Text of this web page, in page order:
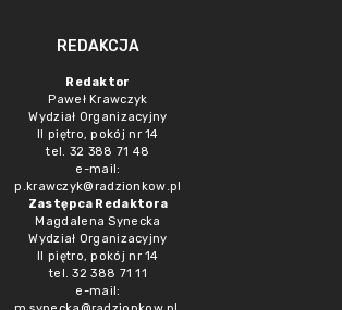
REDAKCJA
Redaktor
Paweł Krawczyk
Wydział Organizacyjny
II piętro, pokój nr 14
tel. 32 388 71 48
e-mail:
p.krawczyk@radzionkow.pl
Zastępca Redaktora
Magdalena Synecka
Wydział Organizacyjny
II piętro, pokój nr 14
tel. 32 388 71 11
e-mail: